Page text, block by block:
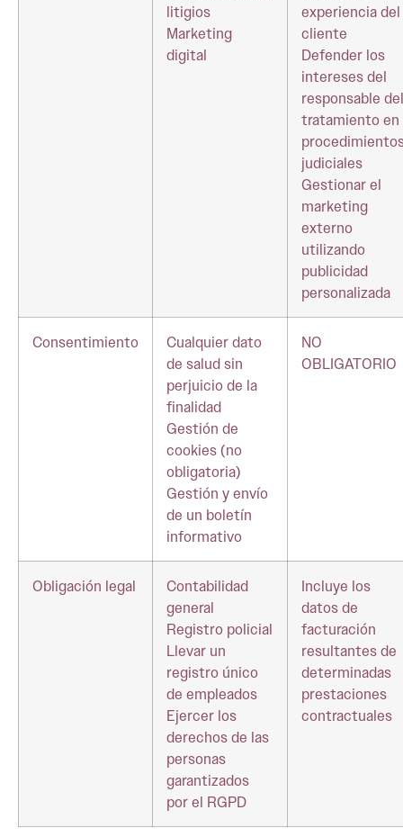
litigios
Marketing
digital
experiencia del
cliente
Defender los
intereses del
responsable del
tratamiento en
judiciales
Gestionar el
marketing
externo
utilizando
publicidad
personalizada
Consentimiento
Cualquier dato
de salud sin
perjuicio de la
finalidad
Gestión de
cookies (no
obligatoria)
Gestión y envío
de un boletín
informativo
NO
OBLIGATORIO
Obligación legal
Contabilidad
general
Registro policial
Llevar un
registro único
de empleados
Ejercer los
derechos de las
personas
garantizados
por el RGPD
Incluye los
datos de
facturación
resultantes de
determinadas
prestaciones
contractuales